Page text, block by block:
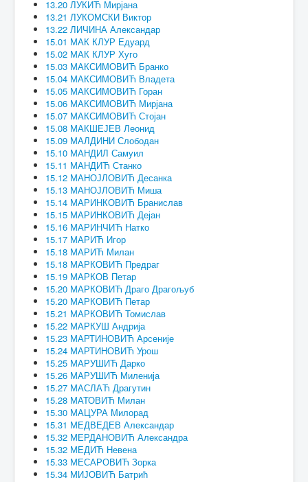
13.20 ЛУКИЋ Мирјана
13.21 ЛУКОМСКИ Виктор
13.22 ЛИЧИНА Александар
15.01 МАК КЛУР Едуард
15.02 МАК КЛУР Хуго
15.03 МАКСИМОВИЋ Бранко
15.04 МАКСИМОВИЋ Владета
15.05 МАКСИМОВИЋ Горан
15.06 МАКСИМОВИЋ Мирјана
15.07 МАКСИМОВИЋ Стојан
15.08 МАКШЕЈЕВ Леонид
15.09 МАЛДИНИ Слободан
15.10 МАНДИЛ Самуил
15.11 МАНДИЋ Станко
15.12 МАНОЈЛОВИЋ Десанка
15.13 МАНОЈЛОВИЋ Миша
15.14 МАРИНКОВИЋ Бранислав
15.15 МАРИНКОВИЋ Дејан
15.16 МАРИНЧИЋ Натко
15.17 МАРИЋ Игор
15.18 МАРИЋ Милан
15.18 МАРКОВИЋ Предраг
15.19 МАРКОВ Петар
15.20 МАРКОВИЋ Драго Драгољуб
15.20 МАРКОВИЋ Петар
15.21 МАРКОВИЋ Томислав
15.22 МАРКУШ Андрија
15.23 МАРТИНОВИЋ Арсеније
15.24 МАРТИНОВИЋ Урош
15.25 МАРУШИЋ Дарко
15.26 МАРУШИЋ Миленија
15.27 МАСЛАЋ Драгутин
15.28 МАТОВИЋ Милан
15.30 МАЦУРА Милорад
15.31 МЕДВЕДЕВ Александар
15.32 МЕРДАНОВИЋ Александра
15.32 МЕДИЋ Невена
15.33 МЕСАРОВИЋ Зорка
15.34 МИЈОВИЋ Батрић